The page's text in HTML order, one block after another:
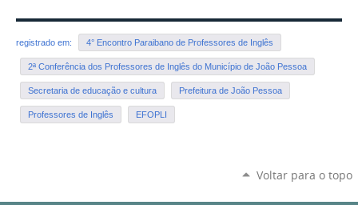
registrado em: 4° Encontro Paraibano de Professores de Inglês
2ª Conferência dos Professores de Inglês do Município de João Pessoa
Secretaria de educação e cultura Prefeitura de João Pessoa
Professores de Inglês EFOPLI
Voltar para o topo